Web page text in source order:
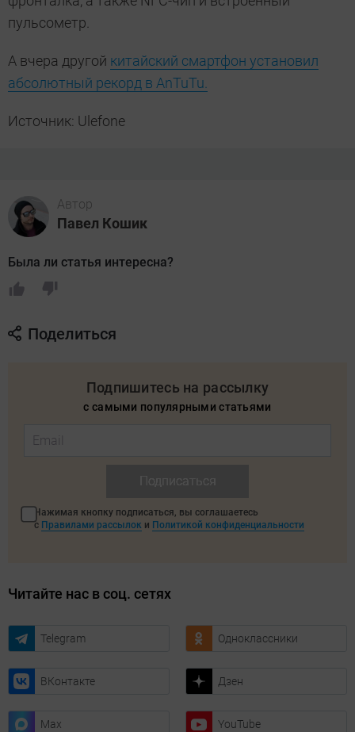
пульсометр.
А вчера другой китайский смартфон установил
абсолютный рекорд в AnTuTu.
Источник: Ulefone
Автор
Павел Кошик
Была ли статья интересна?
Поделиться
Подпишитесь на рассылку
с самыми популярными статьями
Нажимая кнопку подписаться, вы соглашаетесь
с Правилами рассылок и Политикой конфиденциальности
Читайте нас в соц. сетях
Telegram Одноклассники
ВКонтакте Дзен
Max YouTube